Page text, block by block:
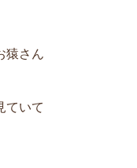
猿さん
ていて